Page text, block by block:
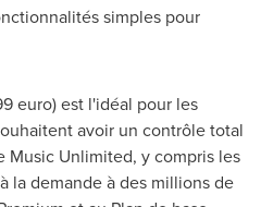
simples pour
euro) est l'idéal pour les
avoir un contrôle total
Unlimited, y compris les
la demande à des millions de